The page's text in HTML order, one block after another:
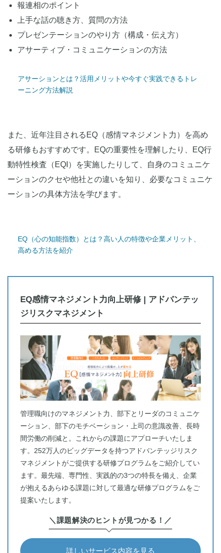
報連相のポイント
上手な話の聴き方、質問の方法
プレゼンテーションのやり方（構成・伝え方）
アサーティブ・コミュニケーションの方法
アサーションとは？活用メリットや今すぐ実践できるトレ
ーニング方法解説
また、近年注目されるEQ（感情マネジメント力）を高め
る研修もおすすめです。EQの重要性を理解したり、EQ行
動特性検査（EQI）を実施したりして、自身のコミュニケ
ーションのクセや他社との違いを知り、必要なコミュニケ
ーションの具体方法を学びます。
EQ（心の知能指数）とは？高い人の特徴や企業メリット、
高める方法を紹介
EQ感情マネジメント力向上研修 | アドバンテッ
ジリスクマネジメント
管理職向けのマネジメント力、部下とリーダのコミュニケ
ーション、部下のモチベーション・上司の意識改善、長時
間労働の削減と。これからの課題にアプローチいたしま
す。252万人のビッグデータを持つアドバンテッジリスク
マネジメントがご提供する研修プログラムをご紹介してい
ます。最先端、専門性、実践的の3つの特長を備え、企業
が抱えるあらゆる課題に対して最適な研修プログラムをご
提案いたします。
＼課題解決のヒントが見つかる！／
詳しいサービス内容を見る